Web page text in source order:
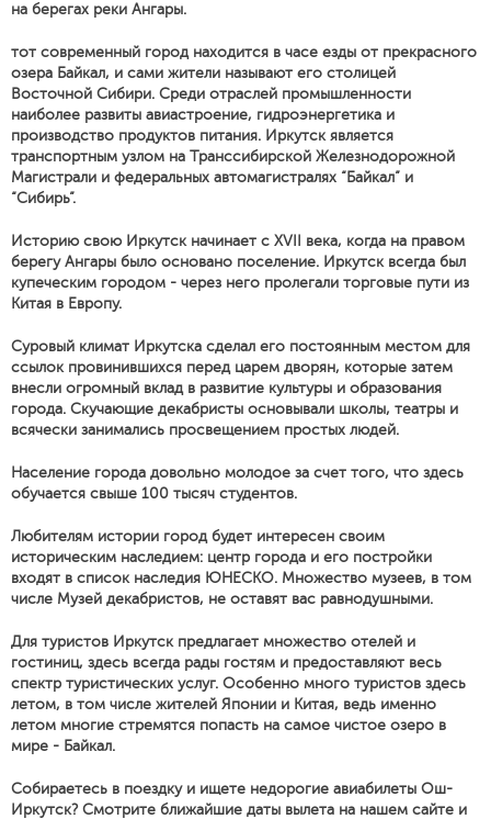
на берегах реки Ангары.
тот современный город находится в часе езды от прекрасного
озера Байкал, и сами жители называют его столицей
Восточной Сибири. Среди отраслей промышленности
наиболее развиты авиастроение, гидроэнергетика и
производство продуктов питания. Иркутск является
транспортным узлом на Транссибирской Железнодорожной
Магистрали и федеральных автомагистралях “Байкал” и
“Сибирь”.
Историю свою Иркутск начинает с XVII века, когда на правом
берегу Ангары было основано поселение. Иркутск всегда был
купеческим городом - через него пролегали торговые пути из
Китая в Европу.
Суровый климат Иркутска сделал его постоянным местом для
ссылок провинившихся перед царем дворян, которые затем
внесли огромный вклад в развитие культуры и образования
города. Скучающие декабристы основывали школы, театры и
всячески занимались просвещением простых людей.
Население города довольно молодое за счет того, что здесь
обучается свыше 100 тысяч студентов.
Любителям истории город будет интересен своим
историческим наследием: центр города и его постройки
входят в список наследия ЮНЕСКО. Множество музеев, в том
числе Музей декабристов, не оставят вас равнодушными.
Для туристов Иркутск предлагает множество отелей и
гостиниц, здесь всегда рады гостям и предоставляют весь
спектр туристических услуг. Особенно много туристов здесь
летом, в том числе жителей Японии и Китая, ведь именно
летом многие стремятся попасть на самое чистое озеро в
мире - Байкал.
Собираетесь в поездку и ищете недорогие авиабилеты Ош-
Иркутск? Смотрите ближайшие даты вылета на нашем сайте и